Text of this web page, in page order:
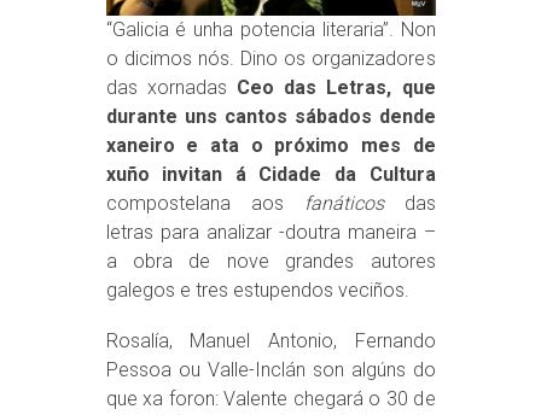
“Galicia é unha potencia literaria”. Non
o dicimos nós. Dino os organizadores
das xornadas Ceo das Letras, que
durante uns cantos sábados dende
xaneiro e ata o próximo mes de
xuño invitan á Cidade da Cultura
compostelana aos
fanáticos das
letras para analizar -doutra maneira –
a obra de nove grandes autores
galegos e tres estupendos veciños.
Rosalía, Manuel Antonio, Fernando
Pessoa ou Valle-Inclán son algúns do
que xa foron: Valente chegará o 30 de